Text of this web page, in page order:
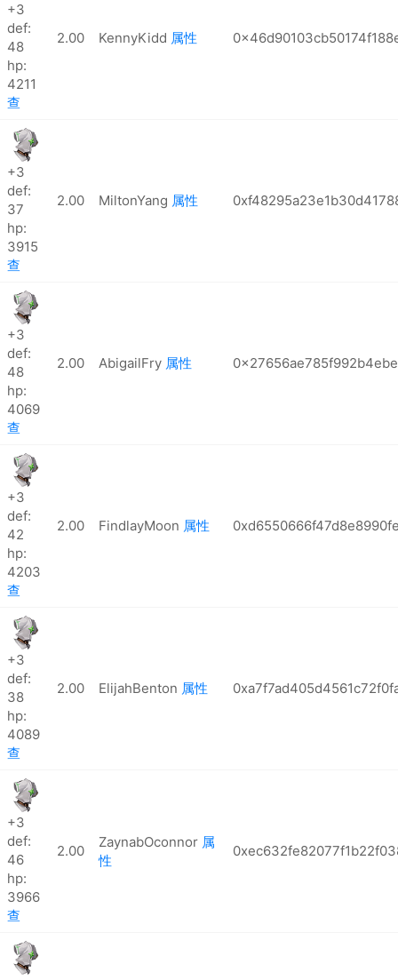
+3
def:
48
hp:
4211
查
2.00 KennyKidd 属性
+3
def:
37
hp:
3915
查
2.00 MiltonYang 属性
+3
def:
48
hp:
4069
查
2.00 AbigailFry 属性
+3
def:
42
hp:
4203
查
2.00 FindlayMoon 属性
+3
def:
38
hp:
4089
查
2.00 ElijahBenton 属性
+3
def:
46
hp:
3966
查
2.00
ZaynabOconnor 属
性